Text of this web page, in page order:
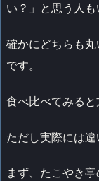
い？」と思う人も
確かにどちらも
です。
食べ比べてみると
ただし実際には違
まず、たこやき亭